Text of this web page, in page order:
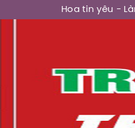
Hoa tin yêu -